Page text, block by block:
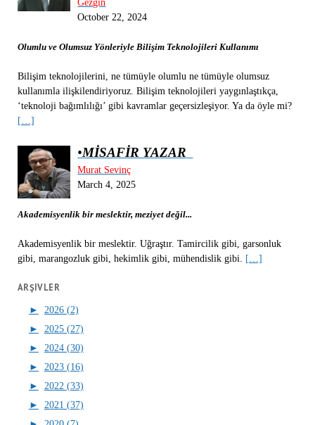
Gezgin
October 22, 2024
Olumlu ve Olumsuz Yönleriyle Bilişim Teknolojileri Kullanımı
Bilişim teknolojilerini, ne tümüyle olumlu ne tümüyle olumsuz
kullanımla ilişkilendiriyoruz. Bilişim teknolojileri yaygınlaştıkça,
‘teknoloji bağımlılığı’ gibi kavramlar geçersizleşiyor. Ya da öyle mi?
[…]
•MİSAFİR YAZAR
Murat Sevinç
March 4, 2025
Akademisyenlik bir meslektir, meziyet değil...
Akademisyenlik bir meslektir. Uğraştır. Tamircilik gibi, garsonluk
gibi, marangozluk gibi, hekimlik gibi, mühendislik gibi.
[…]
ARŞIVLER
►
2026 (2)
►
2025 (27)
►
2024 (30)
►
2023 (16)
►
2022 (33)
►
2021 (37)